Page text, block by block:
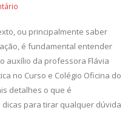
ou principalmente saber
é fundamental entender
auxílio da professora Flávia
no Curso e Colégio Oficina do
detalhes o que é
para tirar qualquer dúvida